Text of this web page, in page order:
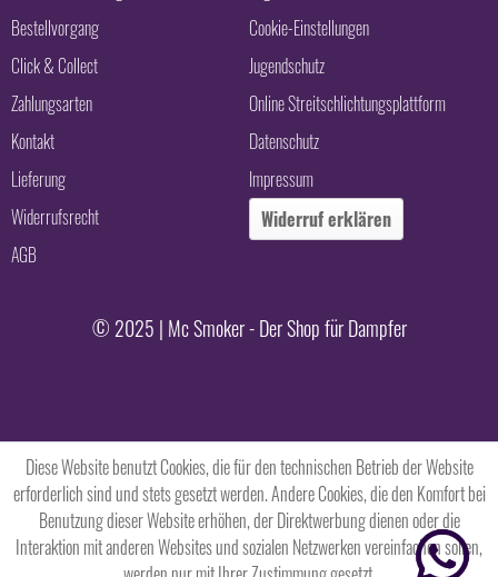
Bestellvorgang
Click & Collect
Zahlungsarten
Kontakt
Lieferung
Widerrufsrecht
AGB
Cookie-Einstellungen
Jugendschutz
Online Streitschlichtungsplattform
Datenschutz
Impressum
Widerruf erklären
© 2025 | Mc Smoker - Der Shop für Dampfer
Diese Website benutzt Cookies, die für den technischen Betrieb der Website
erforderlich sind und stets gesetzt werden. Andere Cookies, die den Komfort bei
Benutzung dieser Website erhöhen, der Direktwerbung dienen oder die
Interaktion mit anderen Websites und sozialen Netzwerken vereinfachen sollen,